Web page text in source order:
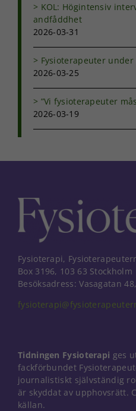
KOL: Högintensiv
andfåddhet
2026-03-31
Fysioterapeuter under
2026-03-25
”Vi fysioterapeuter
2026-03-19
Fysioterapi,
Box 3196, 103 63 Stockholm
Besöksadress: Vasagatan
Tidningen Fysioterapi ges
fackförbundet
journalistiskt självständig
är skyddat av upphovsrätt.
källan.